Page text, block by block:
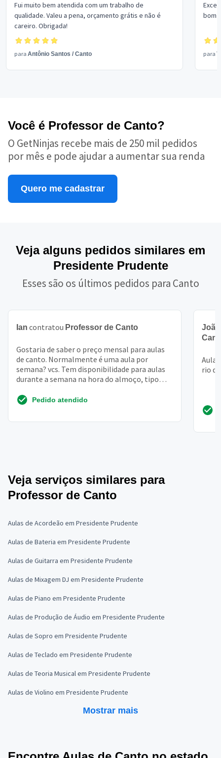
Fui muito bem atendida com um trabalho de
qualidade. Valeu a pena, orçamento grátis e não é
careiro. Obrigada!
para Antônio Santos / Canto
bom
para
Você é Professor de Canto?
O GetNinjas recebe mais de 250 mil pedidos
por mês e pode ajudar a aumentar sua renda
Quero me cadastrar
Veja alguns pedidos similares em
Presidente Prudente
Esses são os últimos pedidos para Canto
Ian contratou Professor de Canto
Gostaria de saber o preço mensal para aulas
de canto. Normalmente é uma aula por
semana? vcs. Tem disponibilidade para aulas
durante a semana na hora do almoço, tipo
13:00? e sábado de ma...
Pedido atendido
Aula
rio
Veja serviços similares para
Professor de Canto
Aulas de Acordeão em Presidente Prudente
Aulas de Bateria em Presidente Prudente
Aulas de Guitarra em Presidente Prudente
Aulas de Mixagem DJ em Presidente Prudente
Aulas de Piano em Presidente Prudente
Aulas de Produção de Áudio em Presidente Prudente
Aulas de Sopro em Presidente Prudente
Aulas de Teclado em Presidente Prudente
Aulas de Teoria Musical em Presidente Prudente
Aulas de Violino em Presidente Prudente
Mostrar mais